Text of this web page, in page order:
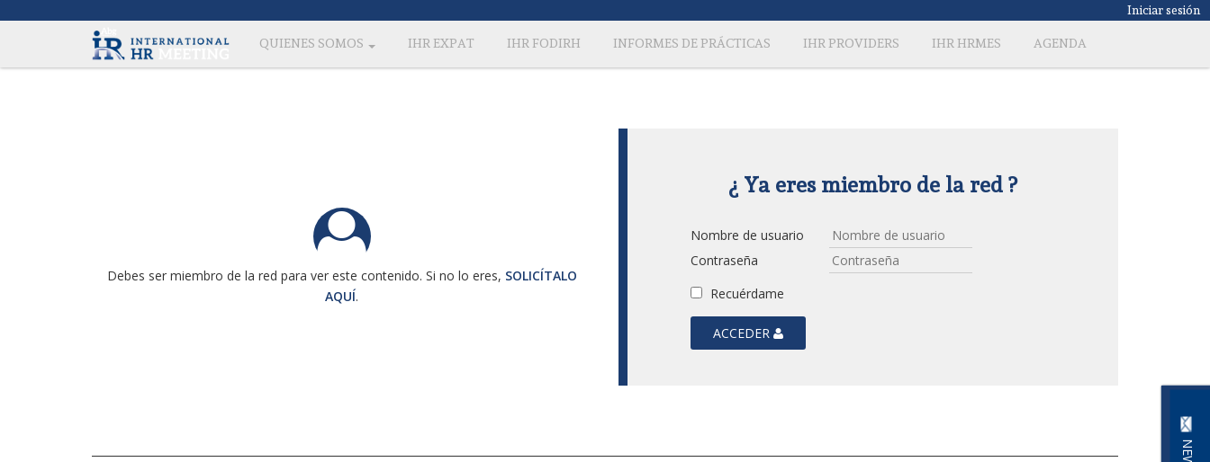
Iniciar sesión
QUIENES SOMOS IHR EXPAT IHR FODIRH INFORMES DE PRÁCTICAS IHR PROVIDERS IHR HRMES AGENDA
Debes ser miembro de la red para ver este contenido. Si no lo eres, SOLICÍTALO
AQUÍ.
¿ Ya eres miembro de la red ?
Nombre de usuario
Contraseña
Recuérdame
ACCEDER